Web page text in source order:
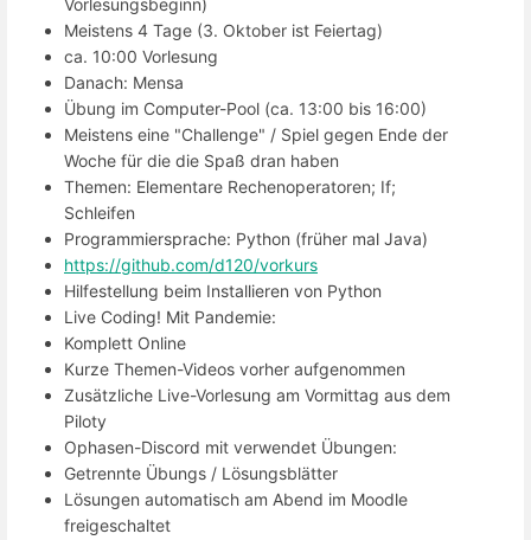
Meistens 4 Tage (3. Oktober ist Feiertag)
ca. 10:00 Vorlesung
Danach: Mensa
Übung im Computer-Pool (ca. 13:00 bis 16:00)
Meistens eine "Challenge" / Spiel gegen Ende der
Woche für die die Spaß dran haben
Themen: Elementare Rechenoperatoren; If;
Schleifen
Programmiersprache: Python (früher mal Java)
https://github.com/d120/vorkurs
Hilfestellung beim Installieren von Python
Live Coding! Mit Pandemie:
Komplett Online
Kurze Themen-Videos vorher aufgenommen
Zusätzliche Live-Vorlesung am Vormittag aus dem
Piloty
Ophasen-Discord mit verwendet Übungen:
Getrennte Übungs / Lösungsblätter
Lösungen automatisch am Abend im Moodle
freigeschaltet